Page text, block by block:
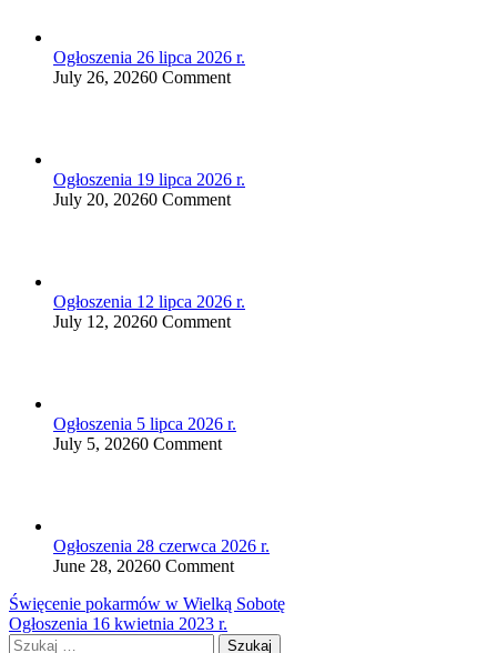
Ogłoszenia 26 lipca 2026 r.
July 26, 20260 Comment
Ogłoszenia 19 lipca 2026 r.
July 20, 20260 Comment
Ogłoszenia 12 lipca 2026 r.
July 12, 20260 Comment
Ogłoszenia 5 lipca 2026 r.
July 5, 20260 Comment
Ogłoszenia 28 czerwca 2026 r.
June 28, 20260 Comment
Nawigacja
wpisu
Święcenie pokarmów w Wielką Sobotę
Ogłoszenia 16 kwietnia 2023 r.
Szukaj: